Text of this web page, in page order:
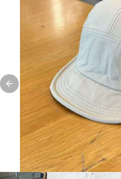
Previous slide